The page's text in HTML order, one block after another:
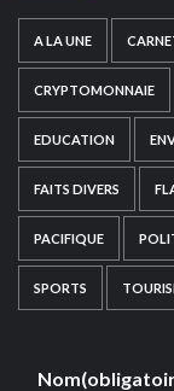
A LA UNE
CRYPTOMONNAIE
EDUCATION
FAITS DIVERS
PACIFIQUE
SPORTS
Nom